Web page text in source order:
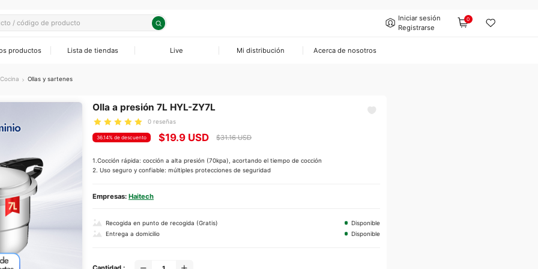
Iniciar sesión
Registrarse
0
Horizontales
y Componentes
Solares
productos Lista de tiendas Live Mi distribución Acerca de nosotros
Cocina Ollas y sartenes
Olla a presión 7L HYL-ZY7L
0 reseñas
36.14% de descuento $19.9 USD $31.16 USD
1.Cocción rápida: cocción a alta presión (70kpa), acortando el tiempo de cocción
2. Uso seguro y confiable: múltiples protecciones de seguridad
Empresas: Haitech
Recogida en punto de recogida (Gratis)
Disponible
Entrega a domicilio
Disponible